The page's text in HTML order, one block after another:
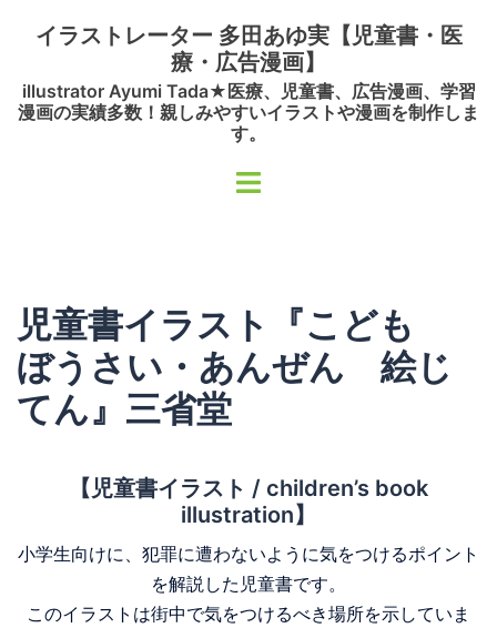
イラストレーター 多田あゆ実【児童書・医
療・広告漫画】
illustrator Ayumi Tada★医療、児童書、広告漫画、学習
漫画の実績多数！親しみやすいイラストや漫画を制作しま
す。
ト
ュ
ー
児童書イラスト『こども
ぼうさい・あんぜん 絵じ
てん』三省堂
【児童書イラスト / children’s book
illustration】
小学生向けに、犯罪に遭わないように気をつけるポイント
を解説した児童書です。
このイラストは街中で気をつけるべき場所を示していま